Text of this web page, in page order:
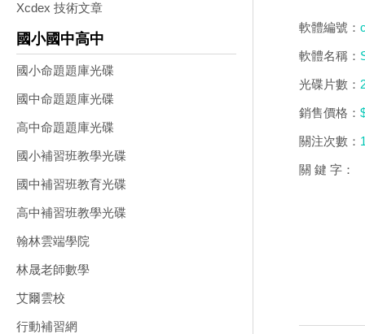
Xcdex 技術文章
國小國中高中
國小命題題庫光碟
國中命題題庫光碟
高中命題題庫光碟
國小補習班教學光碟
國中補習班教育光碟
高中補習班教學光碟
翰林雲端學院
林晟老師數學
艾爾雲校
行動補習網
軟體編號：
軟體名稱：
光碟片數：
銷售價格：
關注次數：
關 鍵 字：